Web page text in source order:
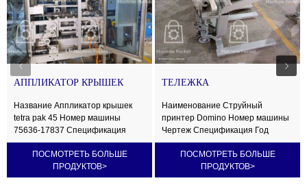
АППЛИКАТОР КРЫШЕК
Название Аппликатор крышек
tetra pak 45 Номер машины
75636-17837 Спецификация
чертежа 660125-0100 Год
изготовления 2018 Часы работы
Вместимость Количество на
складе
ПОСМОТРЕТЬ БОЛЬШЕ
ПРОДУКТОВ>
ТЕЛЕЖКА
Наименование Струйный
принтер Domino Номер машины
Чертеж Спецификация Год
изготовления Часы работы
Емкость Количество на складе 5
ПОСМОТРЕТЬ БОЛЬШЕ
ПРОДУКТОВ>